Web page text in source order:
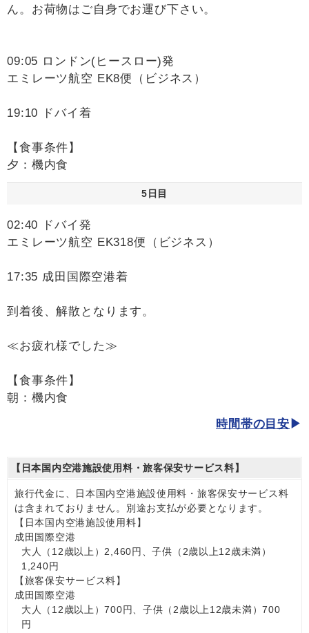
ん。お荷物はご自身でお運び下さい。
09:05 ロンドン(ヒースロー)発
エミレーツ航空 EK8便（ビジネス）
19:10 ドバイ着
【食事条件】
夕：機内食
5日目
02:40 ドバイ発
エミレーツ航空 EK318便（ビジネス）
17:35 成田国際空港着
到着後、解散となります。
≪お疲れ様でした≫
【食事条件】
朝：機内食
時間帯の目安
【日本国内空港施設使用料・旅客保安サービス料】
旅行代金に、日本国内空港施設使用料・旅客保安サービス料
は含まれておりません。別途お支払が必要となります。
【日本国内空港施設使用料】
成田国際空港
大人（12歳以上）2,460円、子供（2歳以上12歳未満）
1,240円
【旅客保安サービス料】
成田国際空港
大人（12歳以上）700円、子供（2歳以上12歳未満）700
円